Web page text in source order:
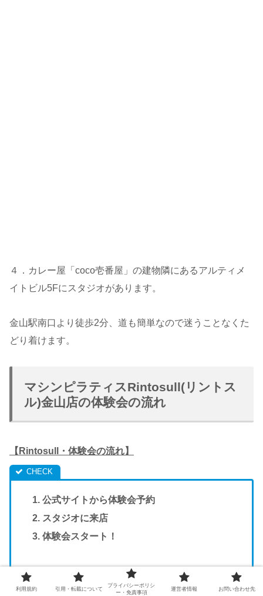
４．カレー屋「coco壱番屋」の建物隣にあるアルティメ
イトビル5Fにスタジオがあります。
金山駅南口より徒歩2分、道も簡単なので迷うことなくた
どり着けます。
マシンピラティスRintosull(リントス
ル)金山店の体験会の流れ
【Rintosull・体験会の流れ】
公式サイトから体験会予約
スタジオに来店
体験会スタート！
利用規約 引用・転載について
プライバシーポリシ
ー・免責事項
運営者情報 お問い合わせ先